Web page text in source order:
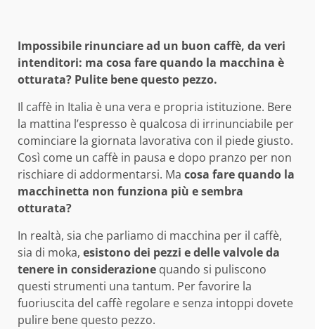
Impossibile rinunciare ad un buon caffè, da veri
intenditori: ma cosa fare quando la macchina è
otturata? Pulite bene questo pezzo.
Il caffè in Italia è una vera e propria istituzione. Bere
la mattina l’espresso è qualcosa di irrinunciabile per
cominciare la giornata lavorativa con il piede giusto.
Così come un caffè in pausa e dopo pranzo per non
rischiare di addormentarsi. Ma cosa fare quando la
macchinetta non funziona più e sembra
otturata?
In realtà, sia che parliamo di macchina per il caffè,
sia di moka, esistono dei pezzi e delle valvole da
tenere in considerazione quando si puliscono
questi strumenti una tantum. Per favorire la
fuoriuscita del caffè regolare e senza intoppi dovete
pulire bene questo pezzo.